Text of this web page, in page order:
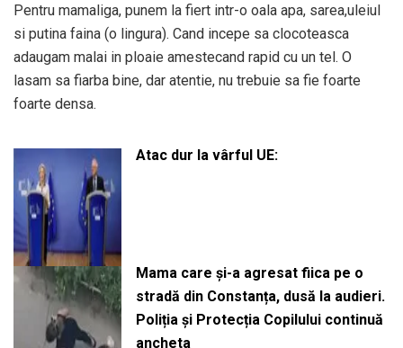
Pentru mamaliga, punem la fiert intr-o oala apa, sarea,uleiul
si putina faina (o lingura). Cand incepe sa clocoteasca
adaugam malai in ploaie amestecand rapid cu un tel. O
lasam sa fiarba bine, dar atentie, nu trebuie sa fie foarte
foarte densa.
Atac dur la vârful UE:
Mama care și-a agresat fiica pe o
stradă din Constanța, dusă la audieri.
Poliția și Protecția Copilului continuă
ancheta